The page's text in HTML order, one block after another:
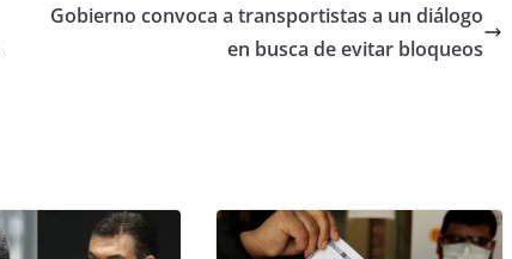
Gobierno convoca a transportistas a un diálogo
en busca de evitar bloqueos